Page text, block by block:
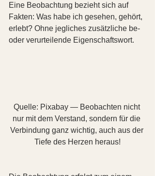
Eine Beobachtung bezieht sich auf
Fakten: Was habe ich gesehen, gehört,
erlebt? Ohne jegliches zusätzliche be-
oder verurteilende Eigenschaftswort.
Quelle: Pixabay — Beobachten nicht
nur mit dem Verstand, sondern für die
Verbindung ganz wichtig, auch aus der
Tiefe des Herzen heraus!